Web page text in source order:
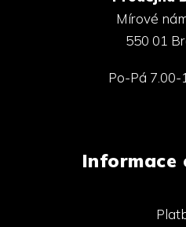
Mírové
550 01
Po-Pá 7.00-
Informace